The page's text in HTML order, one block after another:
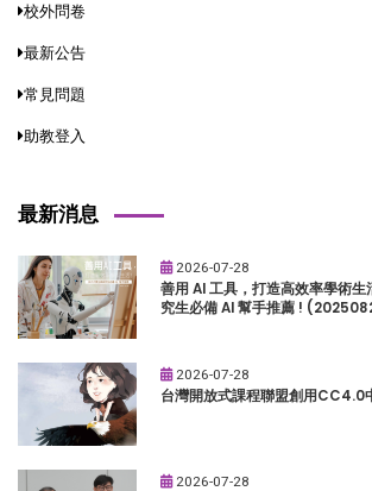
校外問卷
最新公告
常見問題
助教登入
最新消息
2026-07-28
善用 AI 工具，打造高效率學術
究生必備 AI 幫手推薦 !
2026-07-28
台灣開放式課程聯盟創用CC4.0
2026-07-28